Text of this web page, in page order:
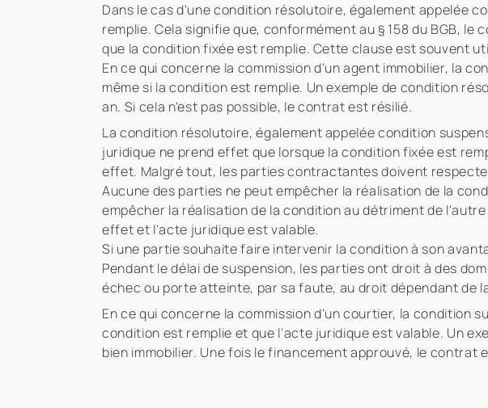
Dans le cas d'une condition résolutoire, également appelée
remplie. Cela signifie que, conformément au § 158 du BGB,
que la condition fixée est remplie. Cette clause est souvent
En ce qui concerne la commission d'un agent immobilier, la
même si la condition est remplie. Un exemple de condition
an. Si cela n'est pas possible, le contrat est résilié.
La condition résolutoire, également appelée condition
juridique ne prend effet que lorsque la condition fixée est
effet. Malgré tout, les parties contractantes doivent
Aucune des parties ne peut empêcher la réalisation de la
empêcher la réalisation de la condition au détriment de
effet et l'acte juridique est valable.
Si une partie souhaite faire intervenir la condition à son
Pendant le délai de suspension, les parties ont droit à des
échec ou porte atteinte, par sa faute, au droit dépendant de
En ce qui concerne la commission d'un courtier, la condition
condition est remplie et que l'acte juridique est valable. Un
bien immobilier. Une fois le financement approuvé, le contrat